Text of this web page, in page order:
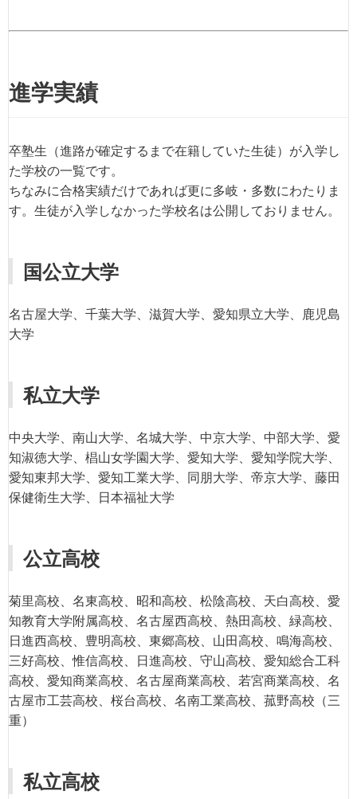
進学実績
卒塾生（進路が確定するまで在籍していた生徒）が入学し
た学校の一覧です。
ちなみに合格実績だけであれば更に多岐・多数にわたりま
す。生徒が入学しなかった学校名は公開しておりません。
国公立大学
名古屋大学、千葉大学、滋賀大学、愛知県立大学、鹿児島
大学
私立大学
中央大学、南山大学、名城大学、中京大学、中部大学、愛
知淑徳大学、椙山女学園大学、愛知大学、愛知学院大学、
愛知東邦大学、愛知工業大学、同朋大学、帝京大学、藤田
保健衛生大学、日本福祉大学
公立高校
菊里高校、名東高校、昭和高校、松陰高校、天白高校、愛
知教育大学附属高校、名古屋西高校、熱田高校、緑高校、
日進西高校、豊明高校、東郷高校、山田高校、鳴海高校、
三好高校、惟信高校、日進高校、守山高校、愛知総合工科
高校、愛知商業高校、名古屋商業高校、若宮商業高校、名
古屋市工芸高校、桜台高校、名南工業高校、菰野高校（三
重）
私立高校